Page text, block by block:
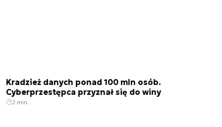
Kradzież danych ponad 100 mln osób.
Cyberprzestępca przyznał się do winy
2 min.